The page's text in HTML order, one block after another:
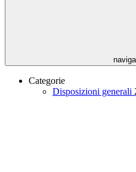
Categorie
Disposizioni generali